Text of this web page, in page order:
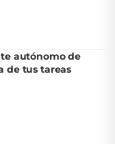
autónomo de
de tus tareas